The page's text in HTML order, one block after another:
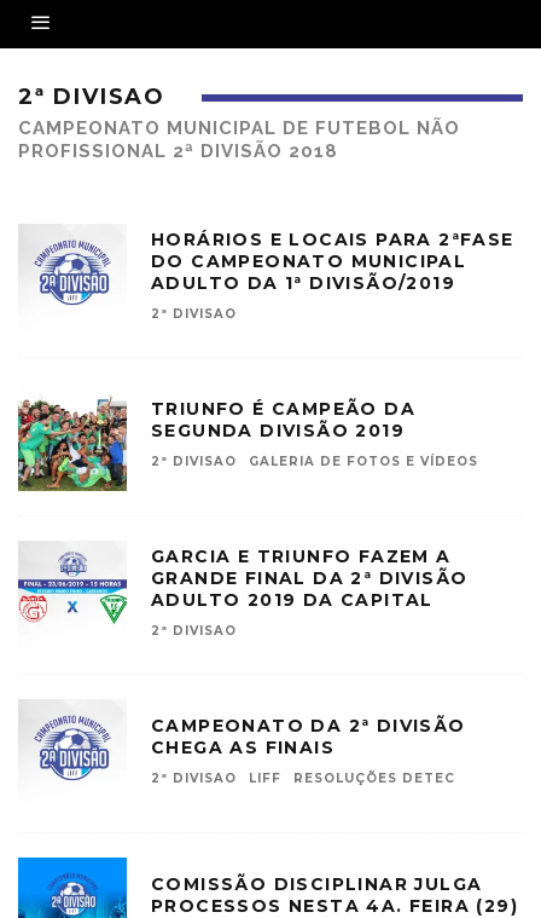
2ª DIVISAO
CAMPEONATO MUNICIPAL DE FUTEBOL NÃO
PROFISSIONAL 2ª DIVISÃO 2018
HORÁRIOS E LOCAIS PARA 2ªFASE
DO CAMPEONATO MUNICIPAL
ADULTO DA 1ª DIVISÃO/2019
2ª DIVISAO
TRIUNFO É CAMPEÃO DA
SEGUNDA DIVISÃO 2019
2ª DIVISAO GALERIA DE FOTOS E VÍDEOS
GARCIA E TRIUNFO FAZEM A
GRANDE FINAL DA 2ª DIVISÃO
ADULTO 2019 DA CAPITAL
2ª DIVISAO
CAMPEONATO DA 2ª DIVISÃO
CHEGA AS FINAIS
2ª DIVISAO LIFF RESOLUÇÕES DETEC
COMISSÃO DISCIPLINAR JULGA
PROCESSOS NESTA 4A. FEIRA (29)